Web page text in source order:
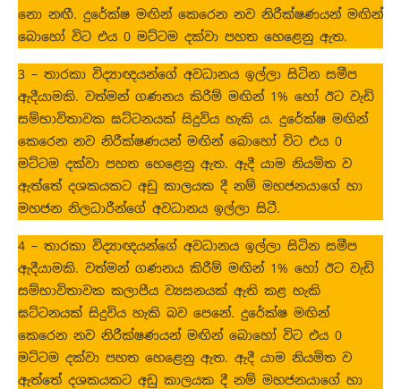
නො නඟී. දුරේක්ෂ මඟින් කෙරෙන නව නිරීක්ෂණයන් මඟින්
බොහෝ විට එය 0 මට්ටම දක්වා පහත හෙළෙනු ඇත.
3 – තාරකා විද්‍යාඥයන්ගේ අවධානය ඉල්ලා සිටින සමීප
ඇදීයාමකි. වත්මන් ගණනය කිරීම් මඟින් 1% හෝ ඊට වැඩි
සම්භාවිතාවක ඝට්ටනයක් සිදුවිය හැකි ය. දුරේක්ෂ මඟින්
කෙරෙන නව නිරීක්ෂණයන් මඟින් බොහෝ විට එය 0
මට්ටම දක්වා පහත හෙළෙනු ඇත. ඇදී යාම නියමිත ව
ඇත්තේ දශකයකට අඩු කාලයක දී නම් මහජනයාගේ හා
මහජන නිලධාරීන්ගේ අවධානය ඉල්ලා සිටී.
4 – තාරකා විද්‍යාඥයන්ගේ අවධානය ඉල්ලා සිටින සමීප
ඇදීයාමකි. වත්මන් ගණනය කිරීම් මඟින් 1% හෝ ඊට වැඩි
සම්භාවිතාවක කලාපීය ව්‍යසනයක් ඇති කළ හැකි
ඝට්ටනයක් සිදුවිය හැකි බව පෙනේ. දුරේක්ෂ මඟින්
කෙරෙන නව නිරීක්ෂණයන් මඟින් බොහෝ විට එය 0
මට්ටම දක්වා පහත හෙළෙනු ඇත. ඇදී යාම නියමිත ව
ඇත්තේ දශකයකට අඩු කාලයක දී නම් මහජනයාගේ හා